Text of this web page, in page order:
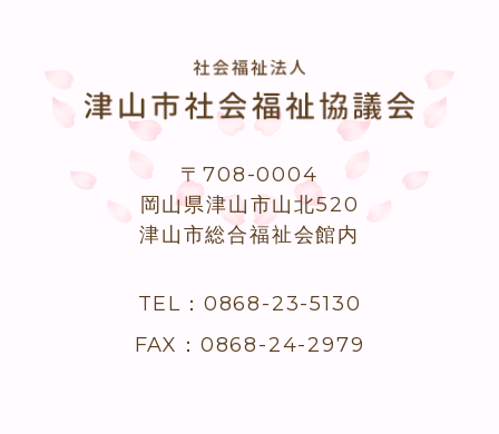
〒708-0004
岡山県津山市山北520
津山市総合福祉会館内
TEL：0868-23-5130
FAX：0868-24-2979